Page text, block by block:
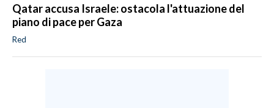
Qatar accusa Israele: ostacola l'attuazione del
piano di pace per Gaza
Red